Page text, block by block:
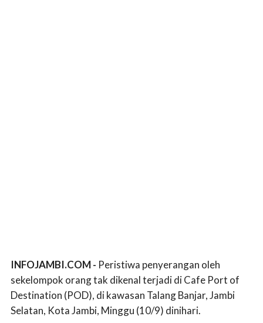
INFOJAMBI.COM - Peristiwa penyerangan oleh
sekelompok orang tak dikenal terjadi di Cafe Port of
Destination (POD), di kawasan Talang Banjar, Jambi
Selatan, Kota Jambi, Minggu (10/9) dinihari.